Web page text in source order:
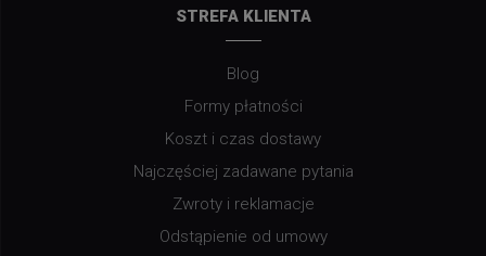
STREFA KLIENTA
Blog
Formy płatności
Koszt i czas dostawy
Najczęściej zadawane pytania
Zwroty i reklamacje
Odstąpienie od umowy